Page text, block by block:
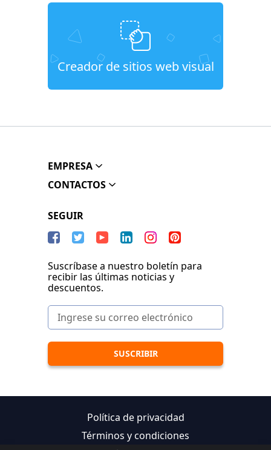
Creador de sitios web visual
EMPRESA
CONTACTOS
SEGUIR
Suscríbase a nuestro boletín para
recibir las últimas noticias y
descuentos.
Política de privacidad
Términos y condiciones